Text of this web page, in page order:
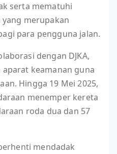
serta mematuhi
merupakan
para pengguna jalan.
dengan DJKA,
keamanan guna
Hingga 19 Mei 2025,
menemper kereta
roda dua dan 57
mendadak